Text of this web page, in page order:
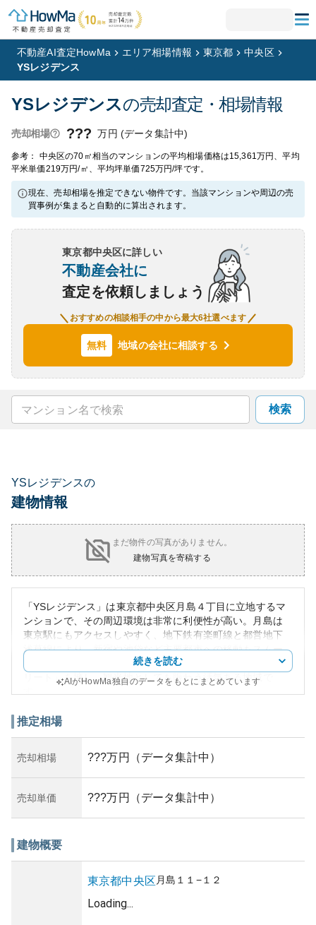
不動産AI査定HowMa エリア相場情報 東京都
中央区
YSレジデンス
YSレジデンスの売却査定・相場情報
売却相場 ??? 万円 (データ集計中)
参考： 中央区の70㎡相当のマンションの平均相場価格は15,361万円、平均
平米単価219万円/㎡、平均坪単価725万円/坪です。
現在、売却相場を推定できない物件です。当該マンションや周辺の売
買事例が集まると自動的に算出されます。
東京都中央区に詳しい
不動産会社に
査定を依頼しましょう
おすすめの相談相手の中から最大6社選べます
無料 地域の会社に相談する
検索
YSレジデンスの
建物情報
まだ物件の写真がありません。
建物写真を寄稿する
「YSレジデンス」は東京都中央区月島４丁目に立地するマ
ンションで、その周辺環境は非常に利便性が高い。月島は
東京駅にもアクセスしやすく、地下鉄有楽町線と都営地下
浅草線により、新宿や池袋など主要都市への移動もスムー
ズです。月島界隈はもんじゃ焼きで有名な「もんじゃスト
リート」を擁し、観光地としても賑わう活気ある地域で
持ちつつも、周囲の情緒ある風景に馴染むようなデザイン
資産性については、中央区という都心の一等地に位置する
ことから、将来的な地価上昇が見込まれるエリアです。こ
れによって、不動産としての資産価値の増加も期待できま
す。しかしながら、価格の上昇とともに所有リスクも慎重
に考慮する必要があります。都心エリアには常にある程度
いるため、具体的な市況分析を行うことが重要です。
築年数や管理状況については現地の不動産業者や正確な不
動産情報を元に確認をおすすめしますが、これらの要因も
資産価値やリスクに直結するため、購入時には綿密な検討
が求められます。
続きを読む
AIがHowMa独自のデータをもとにまとめています
推定相場
売却相場 ???万円（データ集計中）
売却単価 ???万円（データ集計中）
建物概要
東京都中央区 月島 １１−１２
Loading...